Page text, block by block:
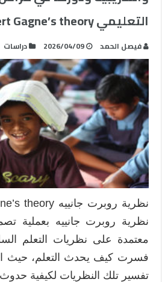
التعليمي Robert Gagne’s theory
فيصل الحمد 2026/04/09 دراسات
نظرية روبرت جانييه بعملية
معتمدة على نظريات التعلم
فسرت كيف يحدث التعلم، حيث
تفسير تلك النظريات لكيفية